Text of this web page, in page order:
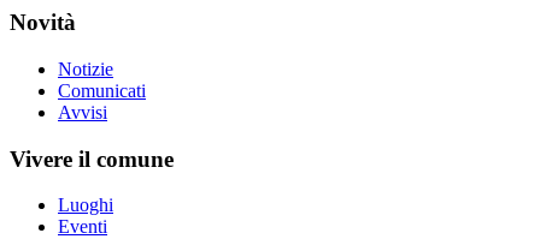
Novità
Notizie
Comunicati
Avvisi
Vivere il comune
Luoghi
Eventi